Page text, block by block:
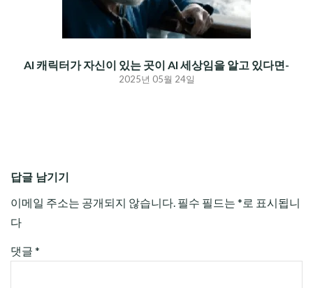
AI 캐릭터가 자신이 있는 곳이 AI 세상임을 알고 있다면-
2025년 05월 24일
답글 남기기
이메일 주소는 공개되지 않습니다. 필수 필드는 * 로 표시됩니
다
댓글 *